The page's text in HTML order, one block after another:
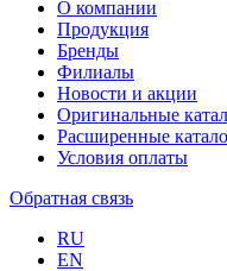
О компании
Продукция
Бренды
Филиалы
Новости и акции
Оригинальные
Расширенные
Условия оплаты
Обратная связь
RU
EN